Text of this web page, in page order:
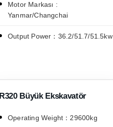
Motor Markası :
Yanmar/Changchai
Output Power：36.2/51.7/51.5kw
R320 Büyük Ekskavatör
Operating Weight：29600kg